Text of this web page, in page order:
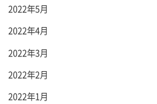
2022年5月
2022年4月
2022年3月
2022年2月
2022年1月